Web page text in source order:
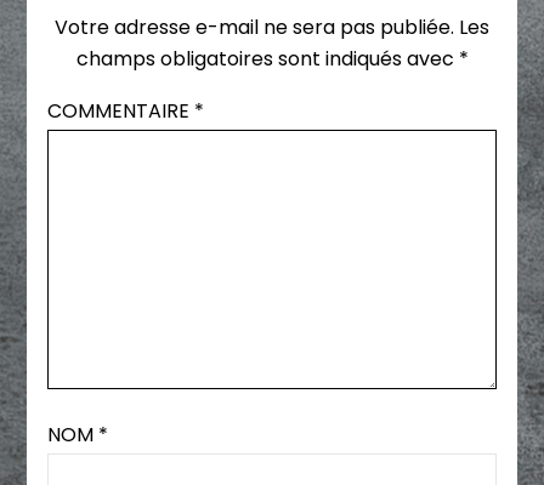
Votre adresse e-mail ne sera pas publiée. Les
champs obligatoires sont indiqués avec *
COMMENTAIRE *
NOM *